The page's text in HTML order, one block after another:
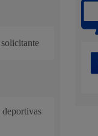
deportivas